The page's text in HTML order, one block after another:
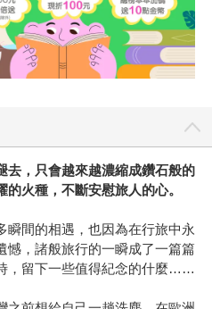
去，只會越來越濃縮成鑽石般的
火種，不斷安慰旅人的心。
瞬間的相遇，也因為在行旅中永
憾，諸般旅行的一瞬成了一篇篇
，留下一些值得紀念的什麼……